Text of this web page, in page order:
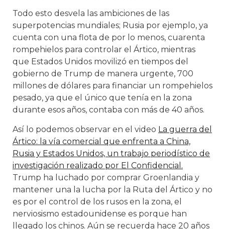
Todo esto desvela las ambiciones de las
superpotencias mundiales; Rusia por ejemplo, ya
cuenta con una flota de por lo menos, cuarenta
rompehielos para controlar el Ártico, mientras
que Estados Unidos movilizó en tiempos del
gobierno de Trump de manera urgente, 700
millones de dólares para financiar un rompehielos
pesado, ya que el único que tenía en la zona
durante esos años, contaba con más de 40 años.
Así lo podemos observar en el video La guerra del
Ártico: la vía comercial que enfrenta a China,
Rusia y Estados Unidos, un trabajo periodístico de
investigación realizado por El Confidencial.
Trump ha luchado por comprar Groenlandia y
mantener una la lucha por la Ruta del Ártico y no
es por el control de los rusos en la zona, el
nerviosismo estadounidense es porque han
llegado los chinos. Aún se recuerda hace 20 años